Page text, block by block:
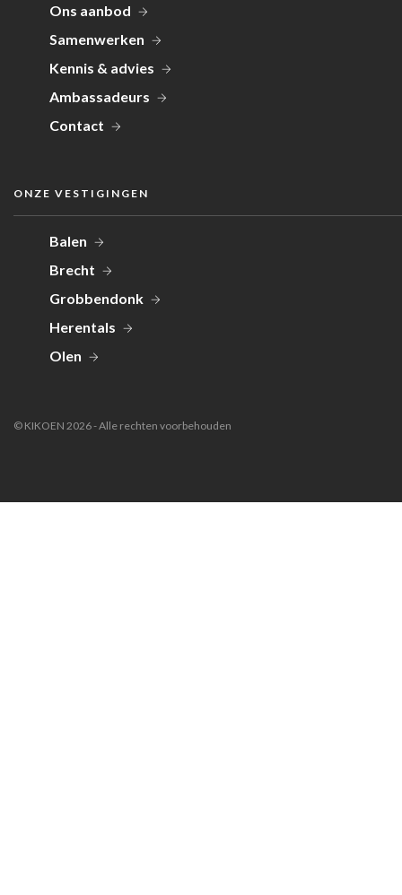
Ons aanbod
Samenwerken
Kennis & advies
Ambassadeurs
Contact
ONZE VESTIGINGEN
Balen
Brecht
Grobbendonk
Herentals
Olen
© KIKOEN 2026 - Alle rechten voorbehouden